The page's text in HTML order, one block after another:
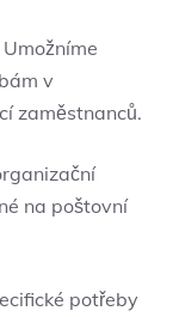
Umožníme
v
zaměstnanců.
na poštovní
potřeby